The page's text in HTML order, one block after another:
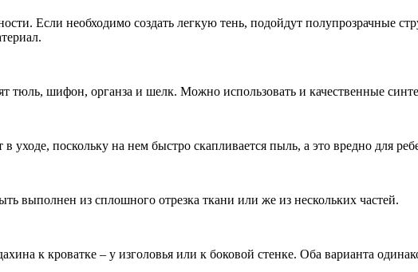
Если необходимо создать легкую тень, подойдут полупрозрачные
тюль, шифон, органза и шелк. Можно использовать и качественные
уходе, поскольку на нем быстро скапливается пыль, а это вредно для
выполнен из сплошного отрезка ткани или же из нескольких частей.
к кроватке – у изголовья или к боковой стенке. Оба варианта